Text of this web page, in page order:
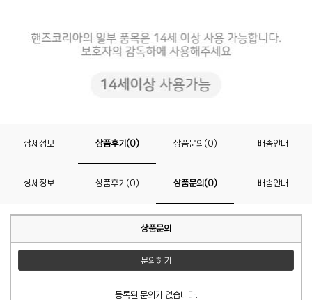
상세정보 상품후기(0) 상품문의(0) 배송안내
상세정보 상품후기(0) 상품문의(0) 배송안내
상품문의
문의하기
등록된 문의가 없습니다.